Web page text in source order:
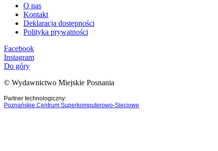
O nas
Kontakt
Deklaracja dostępności
Polityka prywatności
Facebook
Instagram
Do góry
© Wydawnictwo Miejskie Posnania
Partner technologiczny:
Poznańskie Centrum Superkomputerowo-Sieciowe